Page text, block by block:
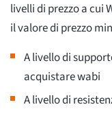
livelli di prezzo a cui
il valore di prezzo
A livello di
acquistare wabi
A livello di